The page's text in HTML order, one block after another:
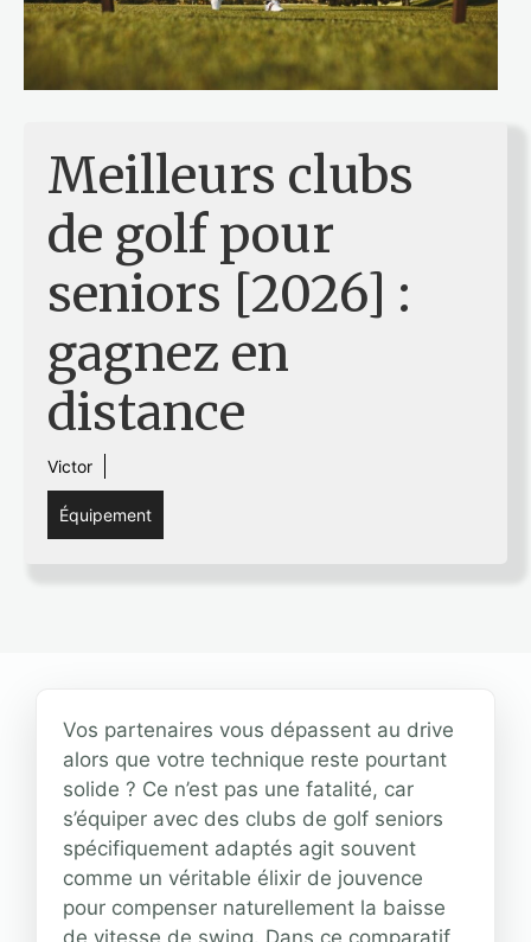
Meilleurs clubs
de golf pour
seniors [2026] :
gagnez en
distance
Victor
Équipement
Vos partenaires vous dépassent au drive
alors que votre technique reste pourtant
solide ? Ce n’est pas une fatalité, car
s’équiper avec des clubs de golf seniors
spécifiquement adaptés agit souvent
comme un véritable élixir de jouvence
pour compenser naturellement la baisse
de vitesse de swing. Dans ce comparatif